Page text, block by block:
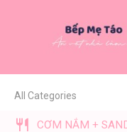
All Categories
CƠM NẮM +